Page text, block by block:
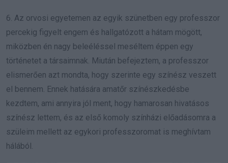
6. Az orvosi egyetemen az egyik szünetben egy professzor
percekig figyelt engem és hallgatózott a hátam mögött,
miközben én nagy beleéléssel meséltem éppen egy
történetet a társaimnak. Miután befejeztem, a professzor
elismerően azt mondta, hogy szerinte egy színész veszett
el bennem. Ennek hatására amatőr színészkedésbe
kezdtem, ami annyira jól ment, hogy hamarosan hivatásos
színész lettem, és az első komoly színházi előadásomra a
szüleim mellett az egykori professzoromat is meghívtam
hálából.